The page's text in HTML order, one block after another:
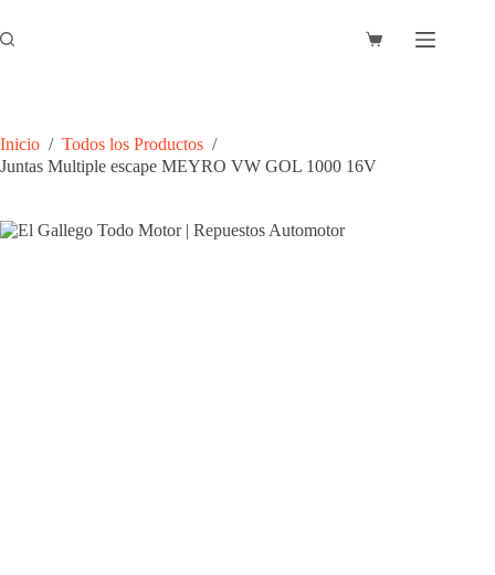
al
contenido
Carro
Inicio / Todos los Productos /
Juntas Multiple escape MEYRO VW GOL 1000 16V